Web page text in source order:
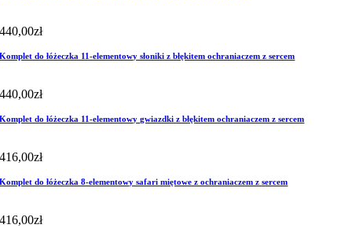
440,00zł
Komplet do łóżeczka 11-elementowy słoniki z błękitem ochraniaczem z sercem
440,00zł
Komplet do łóżeczka 11-elementowy gwiazdki z błękitem ochraniaczem z sercem
416,00zł
Komplet do łóżeczka 8-elementowy safari miętowe z ochraniaczem z sercem
416,00zł